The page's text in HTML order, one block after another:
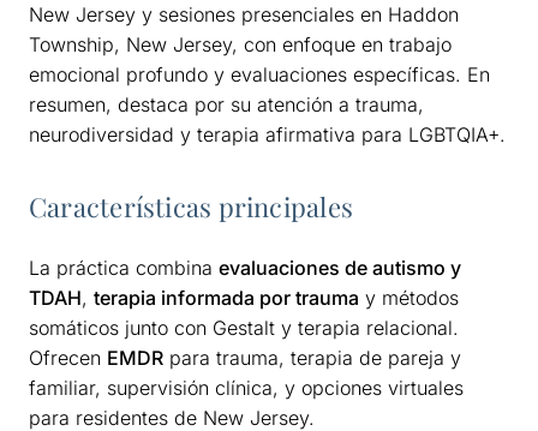
New Jersey y sesiones presenciales en Haddon
Township, New Jersey, con enfoque en trabajo
emocional profundo y evaluaciones específicas. En
resumen, destaca por su atención a trauma,
neurodiversidad y terapia afirmativa para LGBTQIA+.
Características principales
La práctica combina evaluaciones de autismo y
TDAH, terapia informada por trauma y métodos
somáticos junto con Gestalt y terapia relacional.
Ofrecen EMDR para trauma, terapia de pareja y
familiar, supervisión clínica, y opciones virtuales
para residentes de New Jersey.